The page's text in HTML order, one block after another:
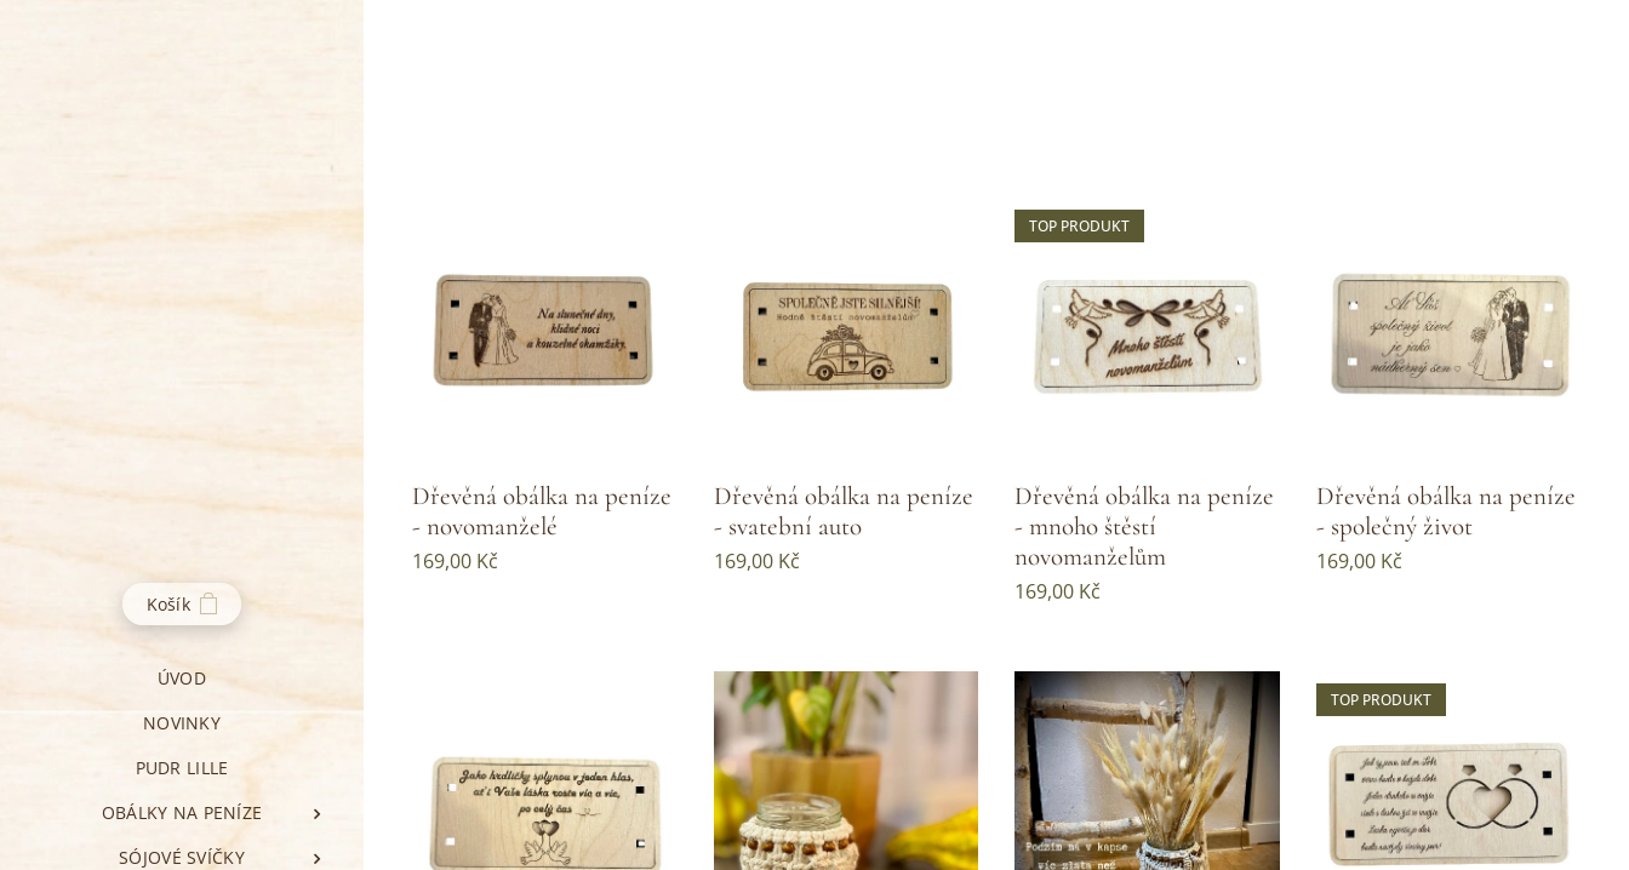
Košík
ÚVOD
NOVINKY
PUDR LILLE
OBÁLKY NA PENÍZE
SÓJOVÉ SVÍČKY
Dřevěná obálka na peníze
- novomanželé
169,00 Kč
Dřevěná obálka na peníze
- svatební auto
169,00Kč
Dřevěná obálka na peníze
- mnoho štěstí
novomanželům
TOP PRODUKT
169,00 Kč
Dřevěná obálka na peníze
- společný život
169,00Kč
TOP PRODUKT